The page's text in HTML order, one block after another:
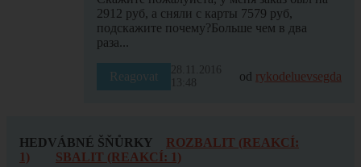
2912 руб, а сняли с карты 7579 руб,
подскажите почему?Больше чем в два
раза...
Reagovat
28.11.2016
13:48
od rykodeluevsegda
HEDVÁBNÉ ŠŇŮRKY
ROZBALIT (REAKCÍ:
1)
SBALIT (REAKCÍ: 1)